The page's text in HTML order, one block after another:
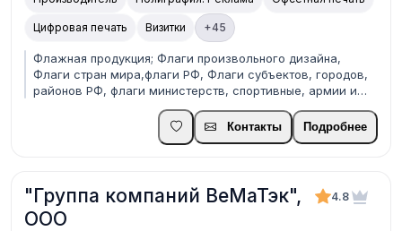
Цифровая печать Визитки +45
Флажная продукция; Флаги произвольного дизайна,
Флаги стран мира,флаги РФ, Флаги субъектов, городов,
районов РФ, флаги министерств, спортивные, армии и
флота, исторические, Знамена; Гербовая продукция:
Гербы РФ, Гербысубъектов, городов, районов РФ;
Вымпелы бумажные с ламинацией, печатные на ткани, в...
Контакты Подробнее
"Группа компаний ВеМаТэк",
ООО
4.8